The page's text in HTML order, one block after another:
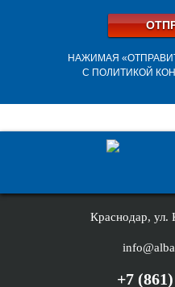
НАЖИМАЯ
С ПОЛИТИКОЙ
Краснодар, ул.
+7